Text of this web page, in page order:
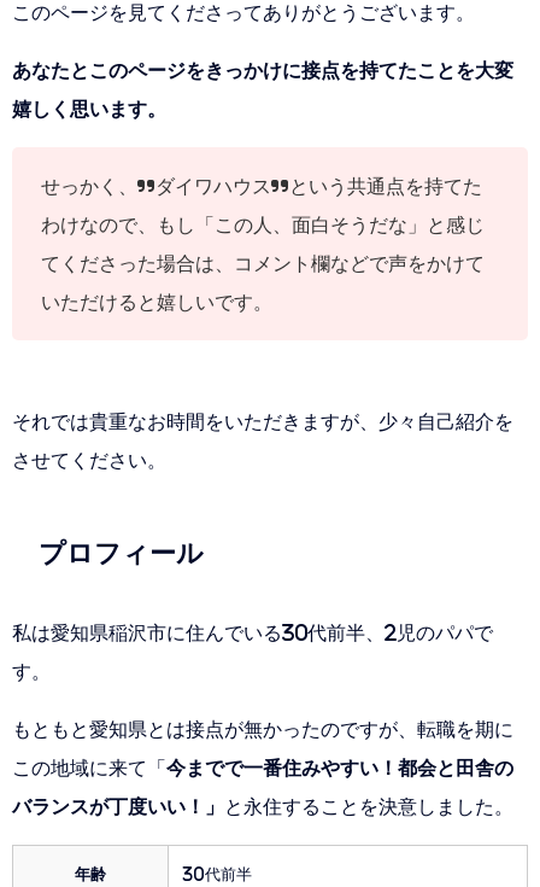
このページを見てくださってありがとうございます。
あなたとこのページをきっかけに接点を持てたことを大変
嬉しく思います。
せっかく、”ダイワハウス”という共通点を持てた
わけなので、もし「この人、面白そうだな」と感じ
てくださった場合は、コメント欄などで声をかけて
いただけると嬉しいです。
それでは貴重なお時間をいただきますが、少々自己紹介を
させてください。
プロフィール
私は愛知県稲沢市に住んでいる30代前半、2児のパパで
す。
もともと愛知県とは接点が無かったのですが、転職を期に
この地域に来て「 今までで一番住みやすい！都会と田舎の
バランスが丁度いい！」
と永住することを決意しました。
年齢 30代前半